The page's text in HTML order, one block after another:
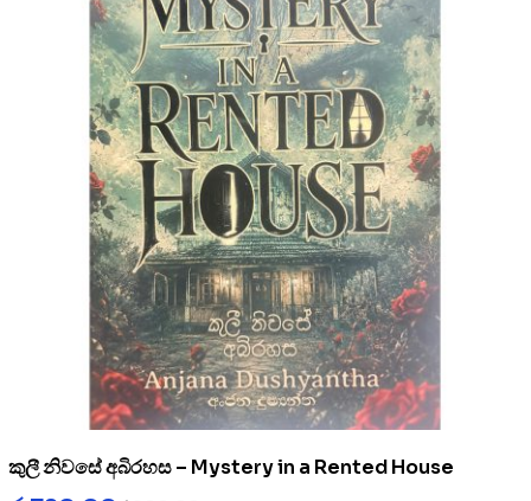
කුලී නිවසේ අබිරහස – Mystery in a Rented House